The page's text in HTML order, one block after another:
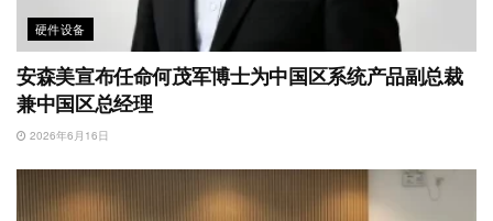
硬件设备
安森美宣布任命何茂军博士为中国区系统产品副总裁
兼中国区总经理
2026年6月16日